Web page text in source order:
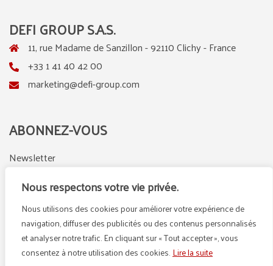
Nous respectons votre vie privée.
Nous utilisons des cookies pour améliorer votre expérience de
navigation, diffuser des publicités ou des contenus personnalisés
et analyser notre trafic. En cliquant sur « Tout accepter », vous
consentez à notre utilisation des cookies.Lire la suite
DEFI GROUP S.A.S.
11, rue Madame de Sanzillon - 92110 Clichy - France
+33 1 41 40 42 00
marketing@defi-group.com
ABONNEZ-VOUS
Newsletter
LinkedIn
Instagram